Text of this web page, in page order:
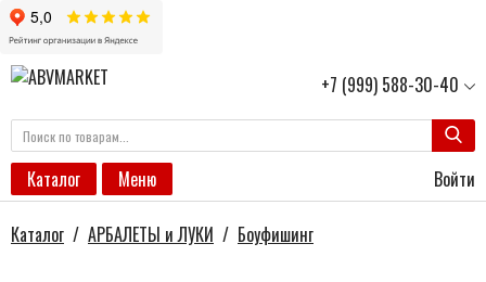
+7 (999) 588-30-40
Каталог Меню Войти
Каталог / АРБАЛЕТЫ и ЛУКИ / Боуфишинг